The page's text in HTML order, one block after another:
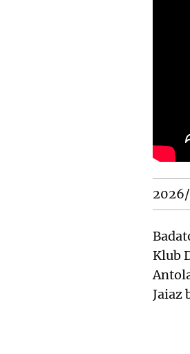
Klub
Jaiaz